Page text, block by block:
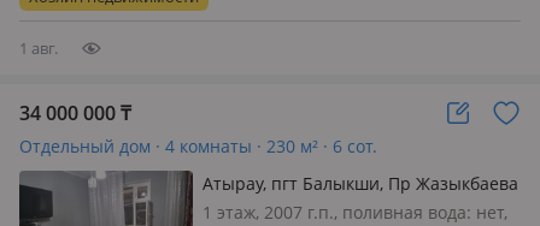
Балыкшы, рядом река, спальный
1 авг.
34 000 000₸
Отдельный дом · 4 комнаты · 230 м² · 6 сот.
Атырау, пгт Балыкши, Пр Жазыкбаева
12
1 этаж, 2007 г.п., поливная вода: нет,